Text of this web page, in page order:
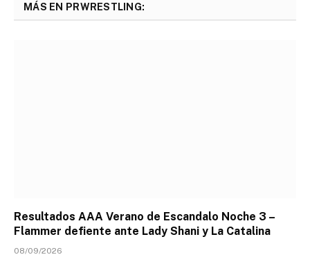
MÁS EN PRWRESTLING:
Resultados AAA Verano de Escandalo Noche 3 –
Flammer defiente ante Lady Shani y La Catalina
08/09/2026